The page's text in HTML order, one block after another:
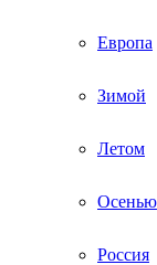
Европа
Зимой
Летом
Осенью
Россия